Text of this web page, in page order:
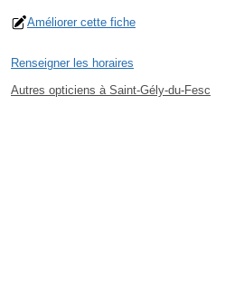
Améliorer cette fiche
Renseigner les horaires
Autres opticiens à Saint-Gély-du-Fesc